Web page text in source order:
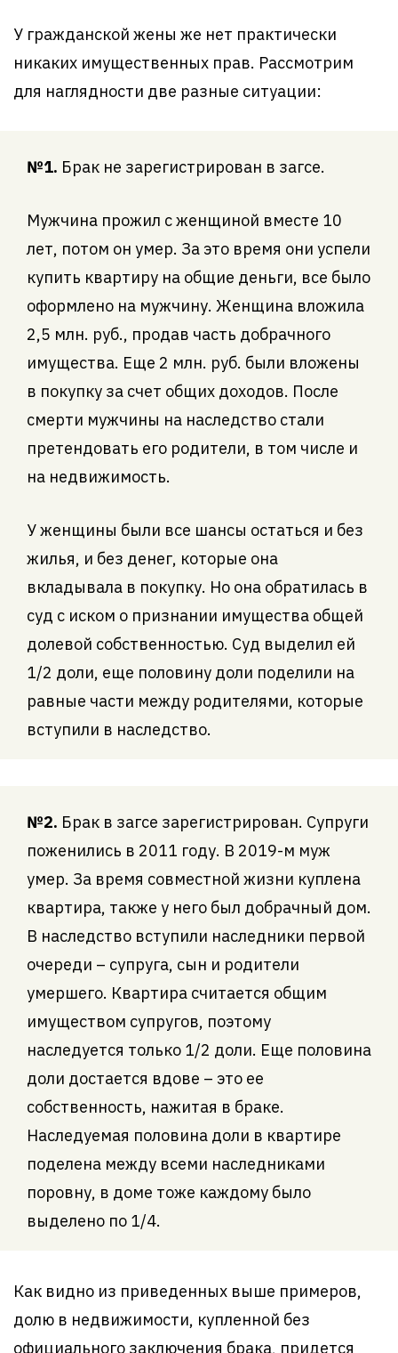
У гражданской жены же нет практически
никаких имущественных прав. Рассмотрим
для наглядности две разные ситуации:
№1. Брак не зарегистрирован в загсе.
Мужчина прожил с женщиной вместе 10
лет, потом он умер. За это время они успели
купить квартиру на общие деньги, все было
оформлено на мужчину. Женщина вложила
2,5 млн. руб., продав часть добрачного
имущества. Еще 2 млн. руб. были вложены
в покупку за счет общих доходов. После
смерти мужчины на наследство стали
претендовать его родители, в том числе и
на недвижимость.
У женщины были все шансы остаться и без
жилья, и без денег, которые она
вкладывала в покупку. Но она обратилась в
суд с иском о признании имущества общей
долевой собственностью. Суд выделил ей
1/2 доли, еще половину доли поделили на
равные части между родителями, которые
вступили в наследство.
№2. Брак в загсе зарегистрирован. Супруги
поженились в 2011 году. В 2019-м муж
умер. За время совместной жизни куплена
квартира, также у него был добрачный дом.
В наследство вступили наследники первой
очереди – супруга, сын и родители
умершего. Квартира считается общим
имуществом супругов, поэтому
наследуется только 1/2 доли. Еще половина
доли достается вдове – это ее
собственность, нажитая в браке.
Наследуемая половина доли в квартире
поделена между всеми наследниками
поровну, в доме тоже каждому было
выделено по 1/4.
Как видно из приведенных выше примеров,
долю в недвижимости, купленной без
официального заключения брака, придется